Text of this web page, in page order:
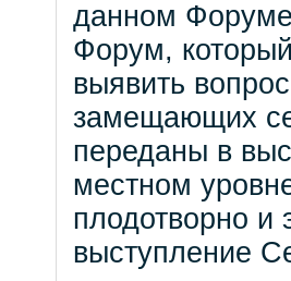
данном
Форум,
выявить
замещающих
переданы в
местном
плодотворно и
выступление